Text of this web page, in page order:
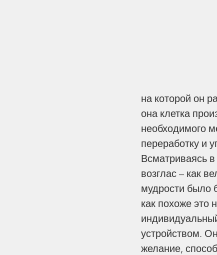
радуйтесь о
на которой он
она клетка
необходимого
переработку и
Всматриваясь
возглас – как
мудрости было
как похоже это
устройством.
желание,